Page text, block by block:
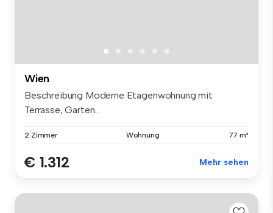
Wien
Beschreibung Moderne Etagenwohnung mit
Terrasse, Garten...
2 Zimmer Wohnung 77 m²
€ 1.312 Mehr sehen